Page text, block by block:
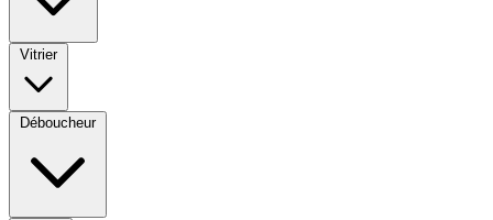
Vitrier
Déboucheur